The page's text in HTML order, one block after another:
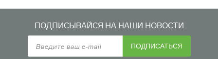
ПОДПИСЫВАЙСЯ НА НАШИ НОВОСТИ
ПОДПИСАТЬСЯ